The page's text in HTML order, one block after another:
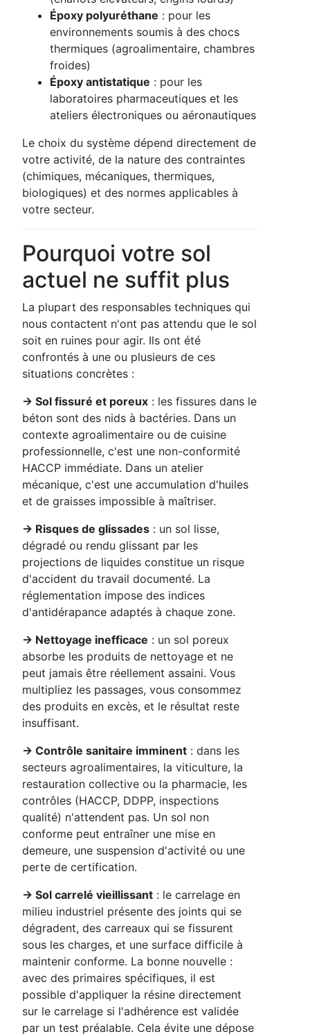
Époxy polyuréthane : pour les
environnements soumis à des chocs
thermiques (agroalimentaire, chambres
froides)
Époxy antistatique : pour les
laboratoires pharmaceutiques et les
ateliers électroniques ou aéronautiques
Le choix du système dépend directement de
votre activité, de la nature des contraintes
(chimiques, mécaniques, thermiques,
biologiques) et des normes applicables à
votre secteur.
Pourquoi votre sol
actuel ne suffit plus
La plupart des responsables techniques qui
nous contactent n'ont pas attendu que le sol
soit en ruines pour agir. Ils ont été
confrontés à une ou plusieurs de ces
situations concrètes :
→ Sol fissuré et poreux : les fissures dans le
béton sont des nids à bactéries. Dans un
contexte agroalimentaire ou de cuisine
professionnelle, c'est une non-conformité
HACCP immédiate. Dans un atelier
mécanique, c'est une accumulation d'huiles
et de graisses impossible à maîtriser.
→ Risques de glissades : un sol lisse,
dégradé ou rendu glissant par les
projections de liquides constitue un risque
d'accident du travail documenté. La
réglementation impose des indices
d'antidérapance adaptés à chaque zone.
→ Nettoyage inefficace : un sol poreux
absorbe les produits de nettoyage et ne
peut jamais être réellement assaini. Vous
multipliez les passages, vous consommez
des produits en excès, et le résultat reste
insuffisant.
→ Contrôle sanitaire imminent : dans les
secteurs agroalimentaires, la viticulture, la
restauration collective ou la pharmacie, les
contrôles (HACCP, DDPP, inspections
qualité) n'attendent pas. Un sol non
conforme peut entraîner une mise en
demeure, une suspension d'activité ou une
perte de certification.
→ Sol carrelé vieillissant : le carrelage en
milieu industriel présente des joints qui se
dégradent, des carreaux qui se fissurent
sous les charges, et une surface difficile à
maintenir conforme. La bonne nouvelle :
avec des primaires spécifiques, il est
possible d'appliquer la résine directement
sur le carrelage si l'adhérence est validée
par un test préalable. Cela évite une dépose